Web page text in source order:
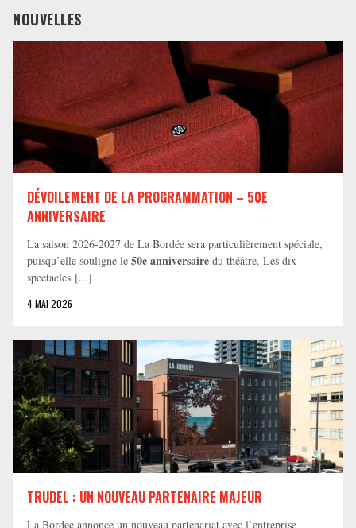
NOUVELLES
DÉVOILEMENT DE LA PROGRAMMATION – 50E
ANNIVERSAIRE
La saison 2026-2027 de La Bordée sera particulièrement spéciale,
puisqu’elle souligne le 50e anniversaire du théâtre. Les dix
spectacles [...]
4 MAI 2026
TRUDEL : UN NOUVEAU PARTENAIRE MAJEUR
La Bordée annonce un nouveau partenariat avec l’entreprise